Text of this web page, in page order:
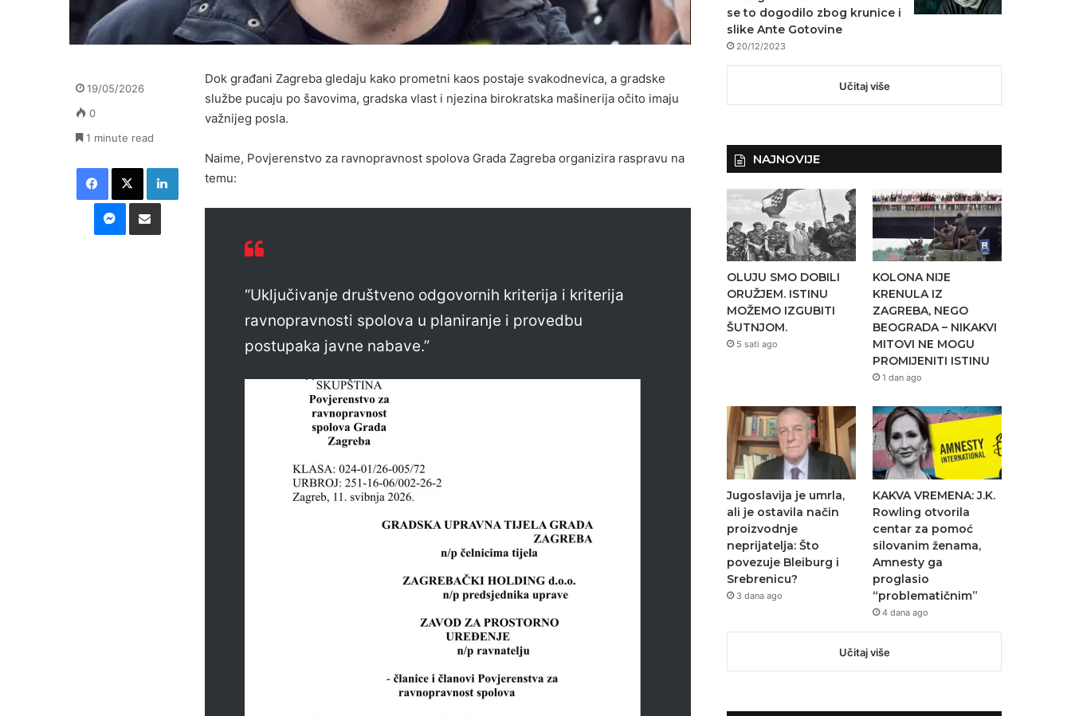
Dok građani Zagreba gledaju kako prometni kaos postaje svakodnevica, a gradske
službe pucaju po šavovima, gradska vlast i njezina birokratska mašinerija očito imaju
važnijeg posla.
Naime, Povjerenstvo za ravnopravnost spolova Grada Zagreba organizira raspravu na
temu:
“Uključivanje društveno odgovornih kriterija i kriterija
ravnopravnosti spolova u planiranje i provedbu
postupaka javne nabave.”
19/05/2026
0
1 minute read
Facebook
X LinkedIn
Messenger
Podijeli putem E-maila
se to dogodilo zbog krunice i
slike Ante Gotovine
20/12/2023
Učitaj više
NAJNOVIJE
OLUJU SMO DOBILI
ORUŽJEM. ISTINU
MOŽEMO IZGUBITI
ŠUTNJOM.
5 sati ago
KOLONA NIJE
KRENULA IZ
ZAGREBA, NEGO
BEOGRADA – NIKAKVI
MITOVI NE MOGU
PROMIJENITI ISTINU
1 dan ago
Jugoslavija je umrla,
ali je ostavila način
proizvodnje
neprijatelja: Što
povezuje Bleiburg i
Srebrenicu?
3 dana ago
KAKVA VREMENA: J.K.
Rowling otvorila
centar za pomoć
silovanim ženama,
Amnesty ga
proglasio
“problematičnim”
4 dana ago
Učitaj više